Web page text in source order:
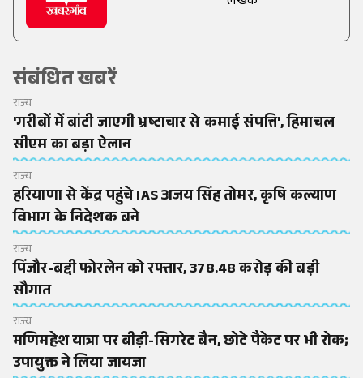
संबंधित खबरें
राज्य
'गरीबों में बांटी जाएगी भ्रष्टाचार से कमाई संपत्ति', हिमाचल
सीएम का बड़ा ऐलान
राज्य
हरियाणा से केंद्र पहुंचे IAS अजय सिंह तोमर, कृषि कल्याण
विभाग के निदेशक बने
राज्य
पिंजौर-बद्दी फोरलेन को रफ्तार, 378.48 करोड़ की बड़ी
सौगात
राज्य
मणिमहेश यात्रा पर बीड़ी-सिगरेट बैन, छोटे पैकेट पर भी रोक;
उपायुक्त ने लिया जायजा